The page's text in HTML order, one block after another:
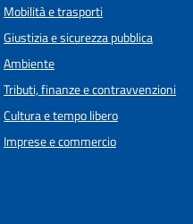
Mobilità e trasporti
Giustizia e sicurezza pubblica
Ambiente
Tributi, finanze e contravvenzioni
Cultura e tempo libero
Imprese e commercio